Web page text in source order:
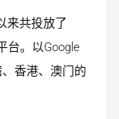
来共投放了
台。以Google
香港、澳门的